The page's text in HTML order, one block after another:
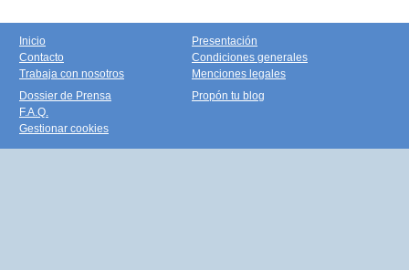
Inicio
Contacto
Trabaja con nosotros
Presentación
Condiciones generales
Menciones legales
Dossier de Prensa
F.A.Q.
Gestionar cookies
Propón tu blog